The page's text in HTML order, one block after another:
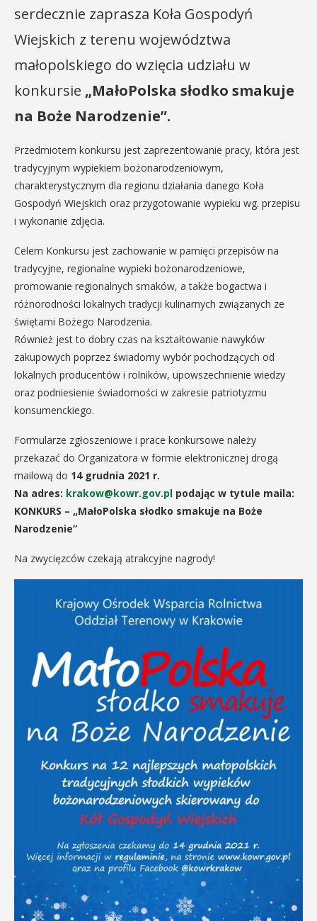
serdecznie zaprasza Koła Gospodyń
Wiejskich z terenu województwa
małopolskiego do wzięcia udziału w
konkursie „MałoPolska słodko smakuje
na Boże Narodzenie”.
Przedmiotem konkursu jest zaprezentowanie pracy, która jest
tradycyjnym wypiekiem bożonarodzeniowym,
charakterystycznym dla regionu działania danego Koła
Gospodyń Wiejskich oraz przygotowanie wypieku wg. przepisu
i wykonanie zdjęcia.
Celem Konkursu jest zachowanie w pamięci przepisów na
tradycyjne, regionalne wypieki bożonarodzeniowe,
promowanie regionalnych smaków, a także bogactwa i
różnorodności lokalnych tradycji kulinarnych związanych ze
świętami Bożego Narodzenia.
Również jest to dobry czas na kształtowanie nawyków
zakupowych poprzez świadomy wybór pochodzących od
lokalnych producentów i rolników, upowszechnienie wiedzy
oraz podniesienie świadomości w zakresie patriotyzmu
konsumenckiego.
Formularze zgłoszeniowe i prace konkursowe należy
przekazać do Organizatora w formie elektronicznej drogą
mailową do 14 grudnia 2021 r.
Na adres: krakow@kowr.gov.pl podając w tytule maila:
KONKURS – „MałoPolska słodko smakuje na Boże
Narodzenie”
Na zwycięzców czekają atrakcyjne nagrody!